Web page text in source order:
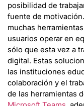
posibilidad de
fuente de
muchas
usuarios operar en
sólo que esta vez a
digital. Estas
las instituciones
colaboración y el
de las herramientas